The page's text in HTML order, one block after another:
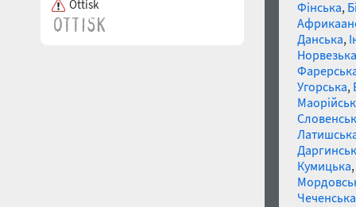
Ottisk
Фінська,
Данська,
Норвезька
Угорська,
Кумицька,
Чеченська